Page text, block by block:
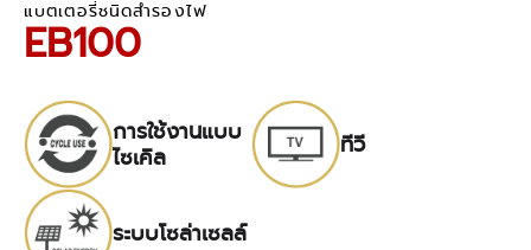
แบตเตอรี่ชนิดสำรองไฟ
EB100
การใช้งานแบบ
ไซเคิล
ทีวี
ระบบโซล่าเซลล์